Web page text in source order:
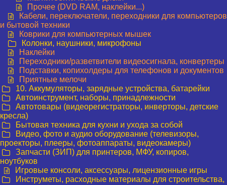
Прочее (DVD RAM, наклейки...)
Кабели, переключатели, переходники для компьютеров
и бытовой техники
Коврики для компьютерных мышек
Колонки, наушники, микрофоны
Наклейки
Переходники/разветвители видеосигнала, конвертеры
Подставки, копихолдеры для телефонов и документов
Приятные мелочи
10. Аккумуляторы, зарядные устройства, батарейки
Автоинструмент, наборы, принадлежности
Автотовары (видеорегистраторы, инверторы, детские
кресла)
Бытовая техника для кухни и ухода за собой
Видео, фото и аудио оборудование (телевизоры,
проекторы, плееры, фотоаппараты, видеокамеры)
Запчасти (ЗИП) для принтеров, МФУ, копиров,
ноутбуков
Игровые консоли, аксессуары, лицензионные игры
Инструметы, расходные материалы для строительства,